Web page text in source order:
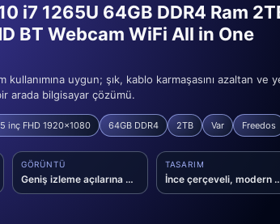
i7 1265U 64GB DDR4 Ram
BT Webcam WiFi All in One
uygun; şık, kablo karmaşasını azaltan ve
arada bilgisayar çözümü.
inç FHD 1920x1080 64GB DDR4 2TB Var Freedos
GÖRÜNTÜ
Geniş izleme açılarına sahip VA panel
TASARIM
İnce çerçeveli,